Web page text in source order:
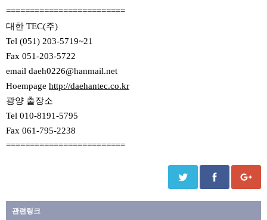
=========================
대한 TEC(주)
Tel (051) 203-5719~21
Fax 051-203-5722
email daeh0226@hanmail.net
Hoempage http://daehantec.co.kr
광양 출장소
Tel 010-8191-5795
Fax 061-795-2238
=========================
관련링크